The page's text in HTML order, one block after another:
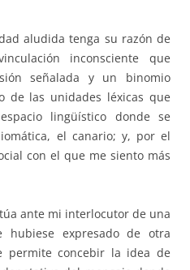
aludida tenga su razón de
inconsciente que
señalada y un binomio
de las unidades léxicas que
lingüístico donde se
el canario; y, por el
con el que me siento más
ante mi interlocutor de una
expresado de otra
permite concebir la idea de